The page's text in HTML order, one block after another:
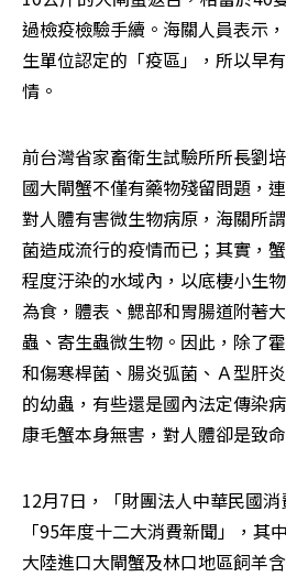
過檢疫檢驗手續。海關人員表示
生單位認定的「疫區」，所以早
情。
前台灣省家畜衛生試驗所所長劉
國大閘蟹不僅有藥物殘留問題，
對人體有害微生物病原，海關所
菌造成流行的疫情而已；其實，
程度汙染的水域內，以底棲小生
為食，體表、鰓部和胃腸道附著
蟲、寄生蟲微生物。因此，除了
和傷寒桿菌、腸炎弧菌、Ａ型肝
的幼蟲，有些還是國內法定傳染
康毛蟹本身無害，對人體卻是致
12月7日，「財團法人中華民國
「95年度十二大消費新聞」，其
大陸進口大閘蟹及林口地區飼羊